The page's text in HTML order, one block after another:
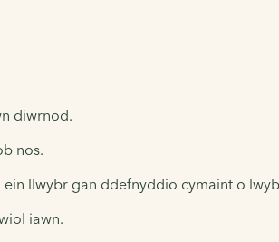
diwrnod.
nos.
llwybr gan ddefnyddio cymaint o
iawn.